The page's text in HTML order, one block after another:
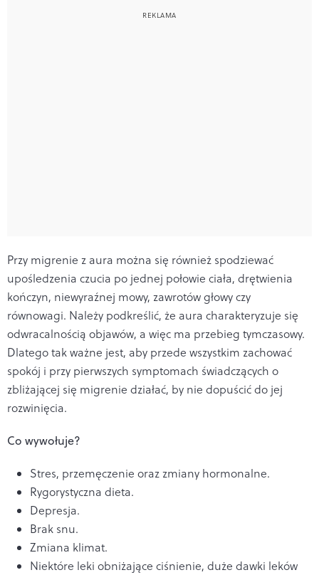
Przy migrenie z aura można się również spodziewać
upośledzenia czucia po jednej połowie ciała, drętwienia
kończyn, niewyraźnej mowy, zawrotów głowy czy
równowagi. Należy podkreślić, że aura charakteryzuje się
odwracalnością objawów, a więc ma przebieg tymczasowy.
Dlatego tak ważne jest, aby przede wszystkim zachować
spokój i przy pierwszych symptomach świadczących o
zbliżającej się migrenie działać, by nie dopuścić do jej
rozwinięcia.
Co wywołuje?
Stres, przemęczenie oraz zmiany hormonalne.
Rygorystyczna dieta.
Depresja.
Brak snu.
Zmiana klimat.
Niektóre leki obniżające ciśnienie, duże dawki leków